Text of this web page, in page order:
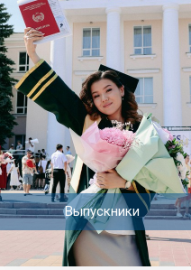
Выпускники